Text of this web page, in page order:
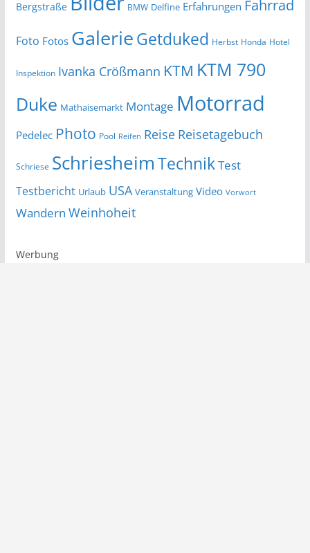
Bergstraße BMW Delfine Erfahrungen Fahrrad
Foto Fotos GalerieGetduked Herbst Honda Hotel
Inspektion Ivanka Crößmann KTM KTM 790
Duke Mathaisemarkt Montage Motorrad
Pedelec Photo Pool Reifen Reise Reisetagebuch
Schriese SchriesheimTechnikTest
Testbericht Urlaub USA Veranstaltung Video Vorwort
Wandern Weinhoheit
Werbung